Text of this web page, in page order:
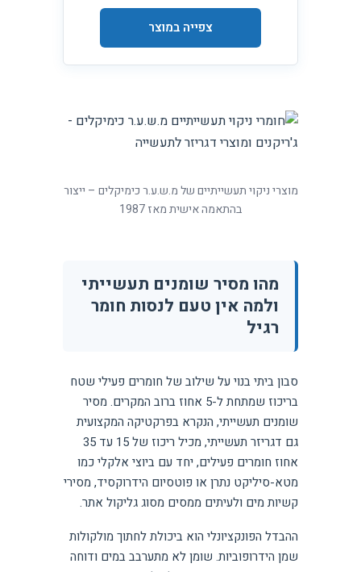
צפייה במוצר
מוצרי ניקוי תעשייתיים של מ.ש.ע.ר כימיקלים – ייצור
בהתאמה אישית מאז 1987
מהו מסיר שומנים תעשייתי
ולמה אין טעם לנסות חומר
רגיל
סבון ביתי בנוי על שילוב של חומרים פעילי שטח
בריכוז שמתחת ל-5 אחוז ברוב המקרים. מסיר
שומנים תעשייתי, הנקרא בפרקטיקה המקצועית
גם דגריזר תעשייתי, מכיל ריכוז של 15 עד 35
אחוז חומרים פעילים, יחד עם ביוצי אלקלי כמו
מטא-סיליקט נתרן או פוטסיום הידרוקסיד, מסירי
קשיות מים ולעיתים ממסים מסוג גליקול אתר.
ההבדל הפונקציונלי הוא ביכולת לחתוך מולקולות
שמן הידרופוביות. שומן לא מתערבב במים ודוחה